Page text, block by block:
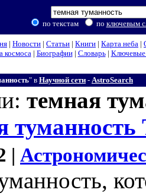
по текстам по ключевым
| Новости | Статьи | Книги | Карта неба |
космоса| Биографии| Словарь| Ключевые
" в Научной сети - AstroSearch
темная
туманность
|